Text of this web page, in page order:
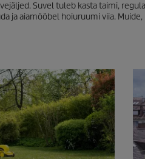
Suvel tuleb kasta taimi,
ja aiamööbel hoiuruumi viia. Muide,